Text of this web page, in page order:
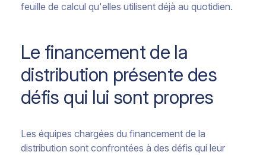
feuille de calcul qu'elles utilisent déjà au quotidien.
Le financement de la
distribution présente des
défis qui lui sont propres
Les équipes chargées du financement de la
distribution sont confrontées à des défis qui leur